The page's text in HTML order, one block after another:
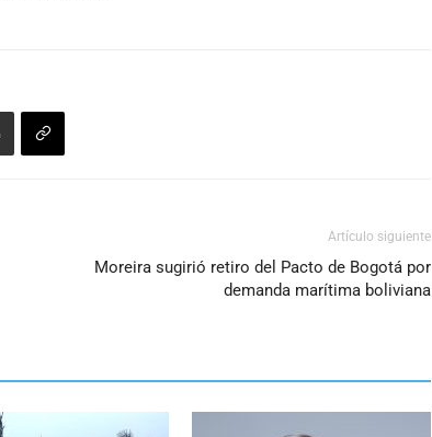
Artículo siguiente
Moreira sugirió retiro del Pacto de Bogotá por
demanda marítima boliviana